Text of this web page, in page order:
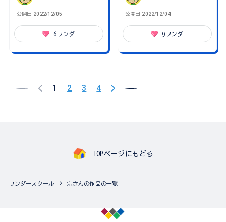
公開日 2022/12/05
6ワンダー
公開日 2022/12/04
9ワンダー
1 2 3 4
TOPページにもどる
ワンダースクール 宗さんの作品の一覧